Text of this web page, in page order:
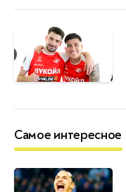
Самое интересное